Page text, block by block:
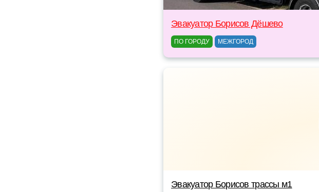
Эвакуатор Борисов Дёшево
ПО ГОРОДУ МЕЖГОРОД
Эвакуатор Борисов трассы м1